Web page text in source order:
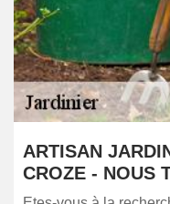
ARTISAN
CROZE - NOUS